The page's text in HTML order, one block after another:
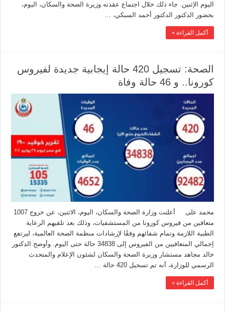
اليوم الإثنين. جاء ذلك خلال اجتماع عقدته وزيرة الصحة والسكان، اليوم،
بحضور الدكتور الدكتور أحمد السبكي، …
أكمل القراءة »
الصحة: تسجيل 420 حالة إيجابية جديدة لفيروس
كورونا.. و 46 حالة وفاة
محمد على أعلنت وزارة الصحة والسكان، اليوم، الاثنين، عن خروج 1007
متعافين من فيروس كورونا من المستشفيات، وذلك بعد تلقيهم الرعاية
الطبية اللازمة وتمام شفائهم وفقًا لإرشادات منظمة الصحة العالمية، ليرتفع
إجمالي المتعافيين من الفيروس إلى 34838 حالة حتى اليوم. وأوضح الدكتور
خالد مجاهد مستشار وزيرة الصحة والسكان لشئون الإعلام والمتحدث
الرسمي للوزارة، أنه تم تسجيل 420 حالة …
أكمل القراءة »